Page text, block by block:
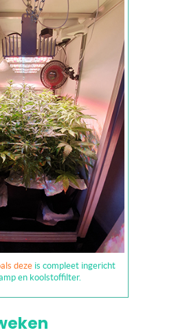
dezeis compleet ingericht
en koolstoffilter.